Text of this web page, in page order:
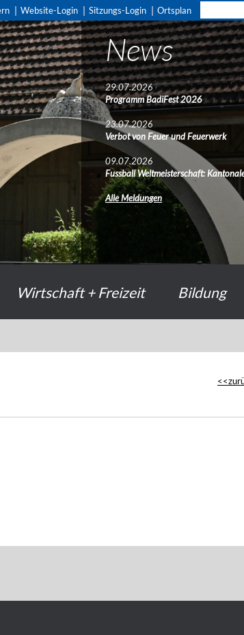
Website-Login Sitzungs-Login Ortsplan
News
29.07.2026
Programm BadiFest 2026
23.07.2026
Verbot von Feuer und Feuerwerk
09.07.2026
Fussball Weltmeisterschaft:
Alle Meldungen
Wirtschaft + Freizeit Bildung